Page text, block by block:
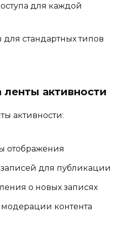
для каждой
стандартных типов
активности
активности:
отображения
для публикации
о новых записях
контента